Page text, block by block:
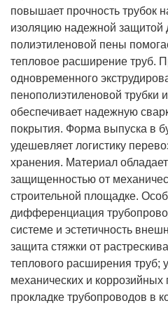
повышает прочность трубок
изоляцию надежной защитой
полиэтиленовой пены
тепловое расширение труб.
одновременного
пенополиэтиленовой трубки
обеспечивает надежную
покрытия. Форма выпуска в
удешевляет логистику
хранения. Материал
защищенностью от
строительной площадке.
дифференциация
системе и эстетичность
защита стяжки от
теплового расширения труб;
механических и
прокладке трубопроводов в